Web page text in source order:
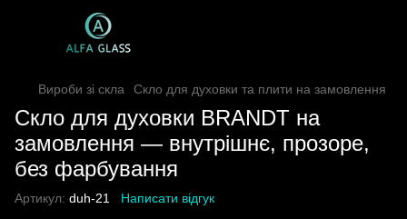
Вироби зі скла Скло для духовки та плити на замовлення
Скло для духовки BRANDT на
замовлення — внутрішнє, прозоре,
без фарбування
Артикул: duh-21 Написати відгук